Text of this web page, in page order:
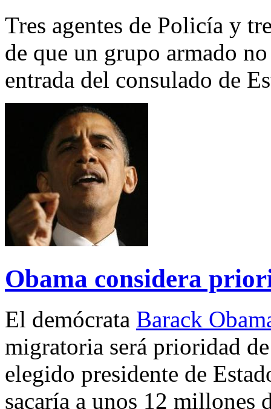
Tres agentes de Policía y
de que un grupo armado
entrada del consulado de
Obama considera
El demócrata Barack
migratoria será prioridad
elegido presidente de
sacaría a unos 12 millones